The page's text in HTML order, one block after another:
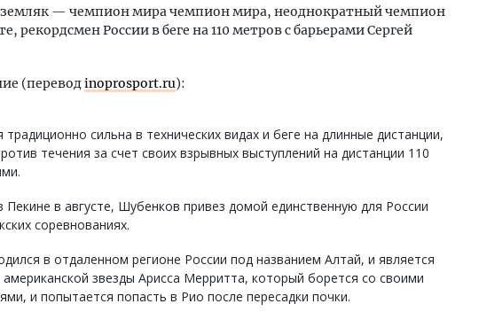
земляк — чемпион мира чемпион мира, неоднократный чемпион
рекордсмен России в беге на 110 метров с барьерами Сергей
(переводinoprosport.ru):
сильна в технических видах и беге на длинные дистанции,
течения за счет своих взрывных выступлений на дистанции 110
в августе, Шубенков привез домой единственную для России
соревнованиях.
в отдаленном регионе России под названием Алтай, и является
звезды Арисса Мерритта, который борется со своими
и попытается попасть в Рио после пересадки почки.